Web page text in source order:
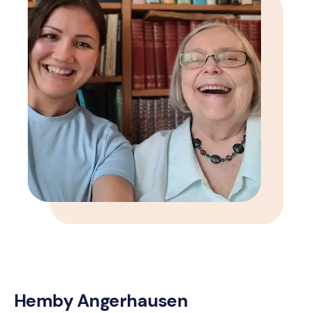
Hemby Angerhausen